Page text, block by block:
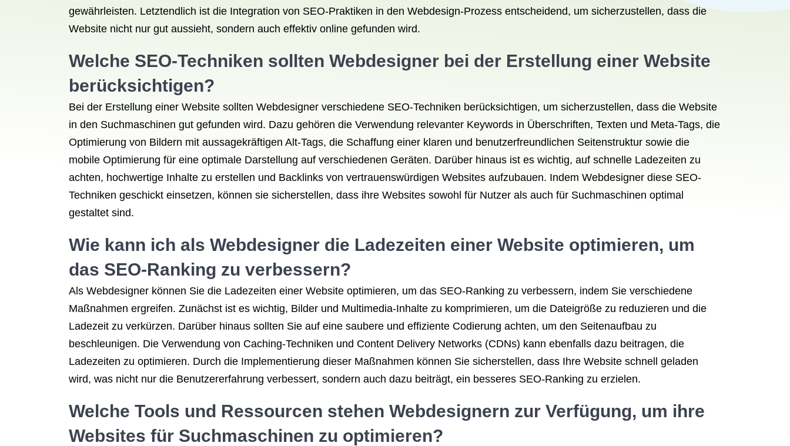
gewährleisten. Letztendlich ist die Integration von SEO-Praktiken in den Webdesign-Prozess entscheidend, um sicherzustellen, dass die
Website nicht nur gut aussieht, sondern auch effektiv online gefunden wird.
Welche SEO-Techniken sollten Webdesigner bei der Erstellung einer Website
berücksichtigen?
Bei der Erstellung einer Website sollten Webdesigner verschiedene SEO-Techniken berücksichtigen, um sicherzustellen, dass die Website
in den Suchmaschinen gut gefunden wird. Dazu gehören die Verwendung relevanter Keywords in Überschriften, Texten und Meta-Tags, die
Optimierung von Bildern mit aussagekräftigen Alt-Tags, die Schaffung einer klaren und benutzerfreundlichen Seitenstruktur sowie die
mobile Optimierung für eine optimale Darstellung auf verschiedenen Geräten. Darüber hinaus ist es wichtig, auf schnelle Ladezeiten zu
achten, hochwertige Inhalte zu erstellen und Backlinks von vertrauenswürdigen Websites aufzubauen. Indem Webdesigner diese SEO-
Techniken geschickt einsetzen, können sie sicherstellen, dass ihre Websites sowohl für Nutzer als auch für Suchmaschinen optimal
gestaltet sind.
Wie kann ich als Webdesigner die Ladezeiten einer Website optimieren, um
das SEO-Ranking zu verbessern?
Als Webdesigner können Sie die Ladezeiten einer Website optimieren, um das SEO-Ranking zu verbessern, indem Sie verschiedene
Maßnahmen ergreifen. Zunächst ist es wichtig, Bilder und Multimedia-Inhalte zu komprimieren, um die Dateigröße zu reduzieren und die
Ladezeit zu verkürzen. Darüber hinaus sollten Sie auf eine saubere und effiziente Codierung achten, um den Seitenaufbau zu
beschleunigen. Die Verwendung von Caching-Techniken und Content Delivery Networks (CDNs) kann ebenfalls dazu beitragen, die
Ladezeiten zu optimieren. Durch die Implementierung dieser Maßnahmen können Sie sicherstellen, dass Ihre Website schnell geladen
wird, was nicht nur die Benutzererfahrung verbessert, sondern auch dazu beiträgt, ein besseres SEO-Ranking zu erzielen.
Welche Tools und Ressourcen stehen Webdesignern zur Verfügung, um ihre
Websites für Suchmaschinen zu optimieren?